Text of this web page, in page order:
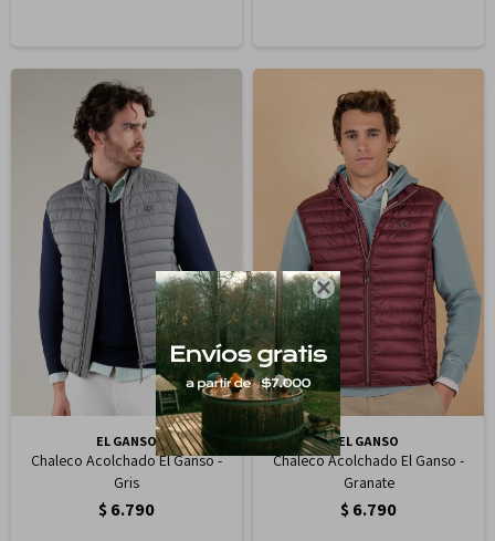

EL GANSO
Chaleco Acolchado El Ganso -
Gris
$6.790
EL GANSO
Chaleco Acolchado El Ganso -
Granate
$6.790